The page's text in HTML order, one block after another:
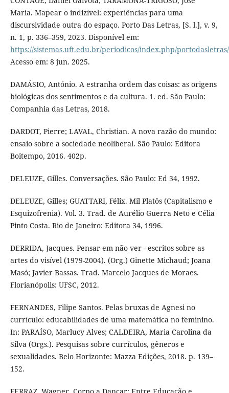
Maria. Mapear o indizível: experiências para uma
discursividade outra do espaço. Porto Das Letras, [S. l.], v. 9,
n. 1, p. 336–359, 2023. Disponível em:
https://sistemas.uft.edu.br/periodicos/index.php/
Acesso em: 8 jun. 2025.
DAMÁSIO, António. A estranha ordem das coisas: as origens
biológicas dos sentimentos e da cultura. 1. ed. São Paulo:
Companhia das Letras, 2018.
DARDOT, Pierre; LAVAL, Christian. A nova razão do mundo:
ensaio sobre a sociedade neoliberal. São Paulo: Editora
Boitempo, 2016. 402p.
DELEUZE, Gilles. Conversações. São Paulo: Ed 34, 1992.
DELEUZE, Gilles; GUATTARI, Félix. Mil Platôs (Capitalismo e
Esquizofrenia). Vol. 3. Trad. de Aurélio Guerra Neto e Célia
Pinto Costa. Rio de Janeiro: Editora 34, 1996.
DERRIDA, Jacques. Pensar em não ver - escritos sobre as
artes do visível (1979-2004). (Org.) Ginette Michaud; Joana
Masó; Javier Bassas. Trad. Marcelo Jacques de Moraes.
Florianópolis: UFSC, 2012.
FERNANDES, Filipe Santos. Pelas bruxas de Agnesi no
currículo: educabilidades de uma matemática no feminino.
In: PARAÍSO, Marlucy Alves; CALDEIRA, Maria Carolina da
Silva (Orgs.). Pesquisas sobre currículos, gêneros e
sexualidades. Belo Horizonte: Mazza Edições, 2018. p. 139–
152.